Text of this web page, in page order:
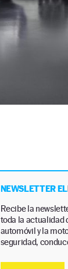
NEWSLETTER EL
Recibe la
toda la actualidad
automóvil y la
seguridad,